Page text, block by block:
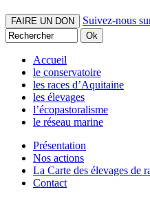
FAIRE UN DON Suivez-nous
Accueil
le conservatoire
les races d’Aquitaine
les élevages
l’écopastoralisme
le réseau marine
Présentation
Nos actions
La Carte des élevages de
Contact